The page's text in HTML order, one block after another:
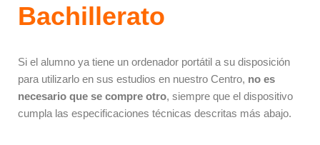
Bachillerato
Si el alumno ya tiene un ordenador portátil a su disposición
para utilizarlo en sus estudios en nuestro Centro, no es
necesario que se compre otro, siempre que el dispositivo
cumpla las especificaciones técnicas descritas más abajo.